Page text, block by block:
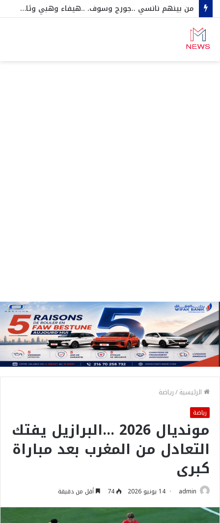
من بينهم نانسي ..جورج وسوف. ..هيفاء وهبي وثامر حين …مفاجآت كبرى على مسرح قرطاج انطلاقا من سبتمبر ….اكبر مشاهير الفن العربي في تونس
الرئيسية/رياضة
رياضة
مونديال 2026 …البرازيل يفتك
التعادل من المغرب بعد مباراة
كبرى
admin 14 يونيو 2026 74 أقل من دقيقة